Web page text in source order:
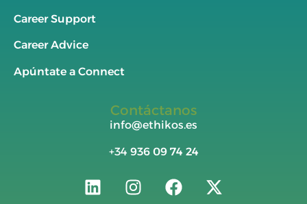
Career Support
Career Advice
Apúntate a Connect
Contáctanos
info@ethikos.es
+34 936 09 74 24